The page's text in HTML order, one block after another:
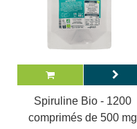
Spiruline Bio - 1200
comprimés de 500 mg